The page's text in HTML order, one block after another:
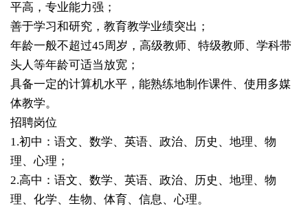
平高，专业能力强；
善于学习和研究，教育教学业绩突出；
年龄一般不超过45周岁，高级教师、特级教师、学科带
头人等年龄可适当放宽；
具备一定的计算机水平，能熟练地制作课件、使用多媒
体教学。
招聘岗位
1.初中：语文、数学、英语、政治、历史、地理、物
理、心理；
2.高中：语文、数学、英语、政治、历史、地理、物
理、化学、生物、体育、信息、心理。